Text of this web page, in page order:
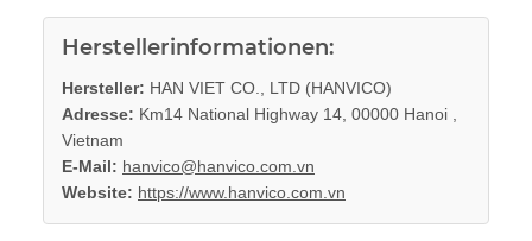
Herstellerinformationen:
Hersteller: HAN VIET CO., LTD (HANVICO)
Adresse: Km14 National Highway 14, 00000 Hanoi ,
Vietnam
E-Mail: hanvico@hanvico.com.vn
Website: https://www.hanvico.com.vn